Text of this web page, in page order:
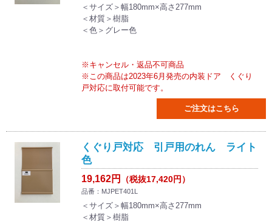
＜サイズ＞幅180mm×高さ277mm
＜材質＞樹脂
＜色＞グレー色
※キャンセル・返品不可商品
※この商品は2023年6月発売の内装ドア くぐり
戸対応に取付可能です。
ご注文はこちら
くぐり戸対応 引戸用のれん ライト
色
19,162円 （税抜17,420円）
品番：MJPET401L
＜サイズ＞幅180mm×高さ277mm
＜材質＞樹脂